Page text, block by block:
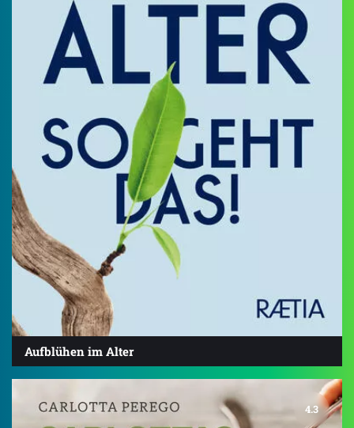
Aufblühen im Alter
4.3